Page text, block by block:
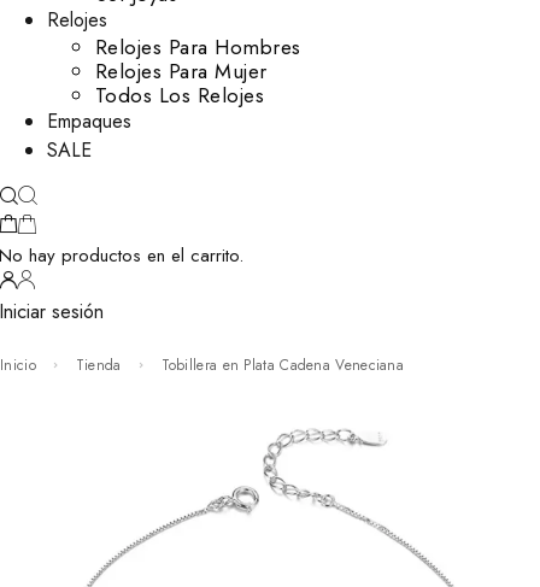
Relojes
Relojes Para Hombres
Relojes Para Mujer
Todos Los Relojes
Empaques
SALE
hay productos en el carrito.
sesión
Inicio Tienda Tobillera en Plata Cadena Veneciana